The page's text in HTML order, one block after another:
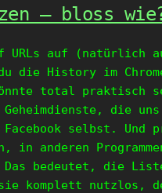
– bloss
URLs auf (natürlich
die History im
total praktisch
die
selbst. Und
in anderen
Das bedeutet, die
komplett nutzlos,